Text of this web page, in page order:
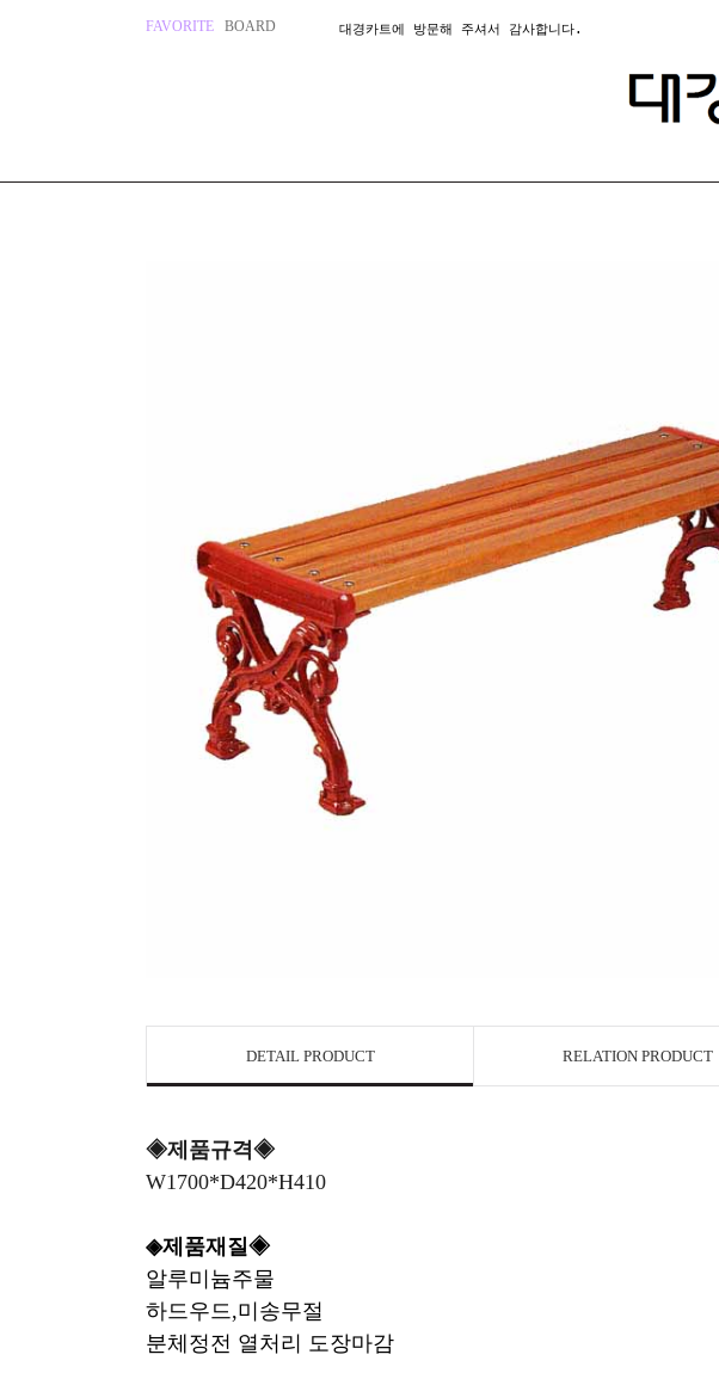
FAVORITE BOARD 대경카트에 방문해 주셔서 감사합니다.
DETAIL PRODUCT RELATION PRODUCT
◈제품규격◈
W1700*D420*H410
◈제품재질◈
알루미늄주물
하드우드,미송무절
분체정전 열처리 도장마감